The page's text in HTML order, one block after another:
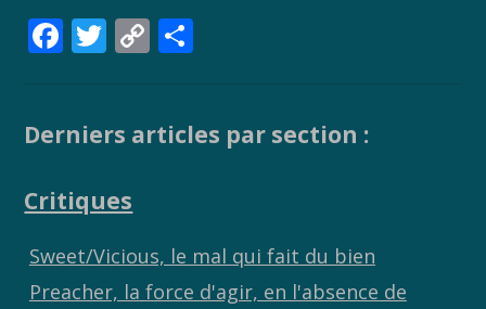
F
b
o
k
T
er
C
y
k
g
Derniers articles par section :
Critiques
Sweet/Vicious, le mal qui fait du bien
Preacher, la force d'agir, en l'absence de